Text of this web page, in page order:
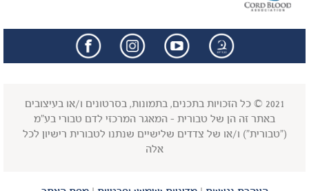
2021 © כל הזכויות בתכנים, בתמונות, בסרטונים ו/או בעיצובים
באתר זה הן של טבורית - המאגר המרכזי לדם טבורי בע"מ
("טבורית") ו/או של צדדים שלישיים שנתנו לטבורית רישיון לכל
אלה